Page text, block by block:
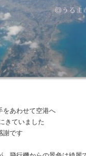
あわせて空港へ
きていました
謝です